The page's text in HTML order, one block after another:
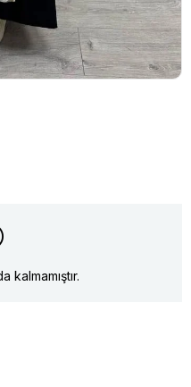
kalmamıştır.